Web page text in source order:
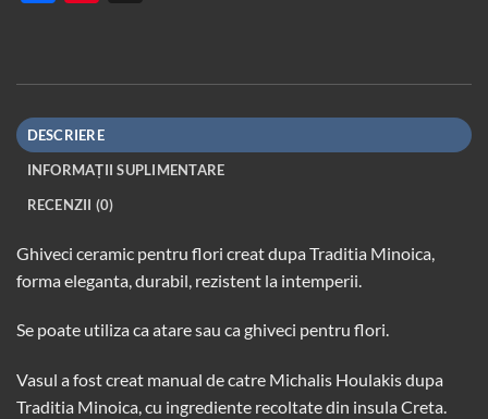
DESCRIERE
INFORMAȚII SUPLIMENTARE
RECENZII (0)
Ghiveci ceramic pentru flori creat dupaTraditia Minoica
forma eleganta, durabil, rezistent la intemperii.
Se poate utiliza ca atare sau ca ghiveci pentru flori.
Vasul a fost creat manual de catre Michalis Houlakis dupa
Traditia Minoica, cu ingrediente recoltate din insula Creta.